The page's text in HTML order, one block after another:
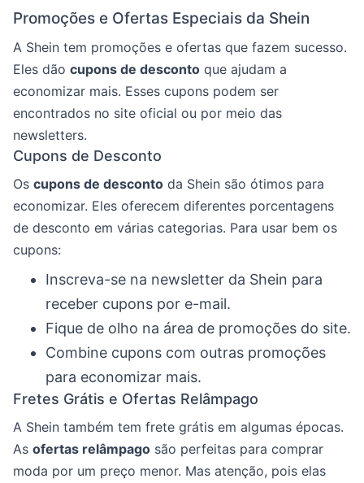
Promoções e Ofertas Especiais da Shein
A Shein tem promoções e ofertas que fazem sucesso.
Eles dão cupons de desconto que ajudam a
economizar mais. Esses cupons podem ser
encontrados no site oficial ou por meio das
newsletters.
Cupons de Desconto
Os cupons de desconto da Shein são ótimos para
economizar. Eles oferecem diferentes porcentagens
de desconto em várias categorias. Para usar bem os
cupons:
Inscreva-se na newsletter da Shein para
receber cupons por e-mail.
Fique de olho na área de promoções do site.
Combine cupons com outras promoções
para economizar mais.
Fretes Grátis e Ofertas Relâmpago
A Shein também tem frete grátis em algumas épocas.
As ofertas relâmpago são perfeitas para comprar
moda por um preço menor. Mas atenção, pois elas